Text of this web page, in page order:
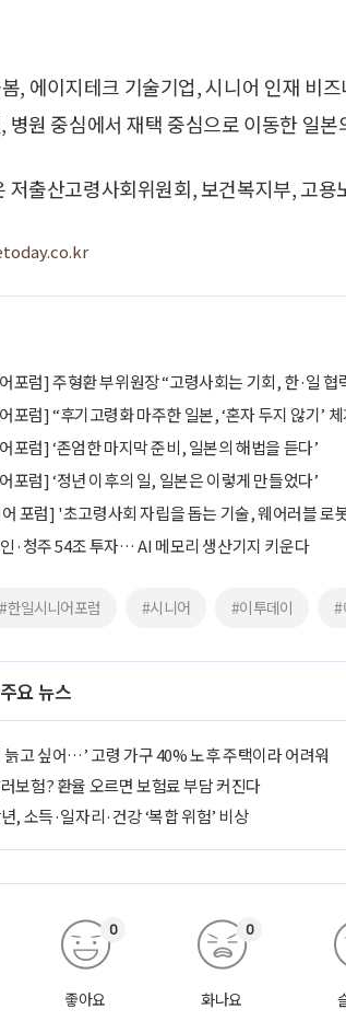
, 에이지테크 기술기업, 시니어 인재 비
병원 중심에서 재택 중심으로 이동한 일
저출산고령사회위원회, 보건복지부, 고
포럼] 주형환 부위원장 “고령사회는 기회, 한·일 협
포럼] “후기고령화 마주한 일본, ‘혼자 두지 않기’
포럼] ‘존엄한 마지막 준비, 일본의 해법을 듣다’
포럼] ‘정년 이후의 일, 일본은 이렇게 만들었다’
포럼] '초고령사회 자립을 돕는 기술, 웨어러블 로
·청주 54조 투자… AI 메모리 생산기지 키운다
#한일시니어포럼 #시니어 #이투데이 #
요 뉴스
늙고 싶어…’ 고령 가구 40% 노후 주택이라 어려워
보험? 환율 오르면 보험료 부담 커진다
, 소득·일자리·건강 ‘복합 위험’ 비상
좋아요
0
화나요
0